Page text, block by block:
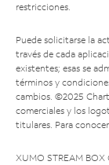
restricciones.
Puede solicitarse la
través de cada
existentes; esas se
términos y
cambios. ©2025
comerciales y los
titulares. Para
XUMO STREAM